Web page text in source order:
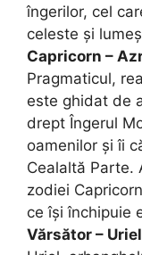
îngerilor, cel
celeste și
Capricorn –
Pragmaticul,
este ghidat de
drept Îngerul
oamenilor și îi
Cealaltă Parte.
zodiei
ce își închipuie
Vărsător – Uriel